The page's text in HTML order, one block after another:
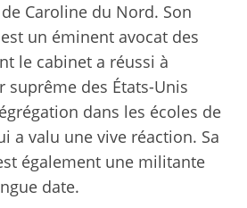
Caroline du Nord. Son
un éminent avocat des
le cabinet a réussi à
suprême des États-Unis
dans les écoles de
a valu une vive réaction. Sa
également une militante
date.